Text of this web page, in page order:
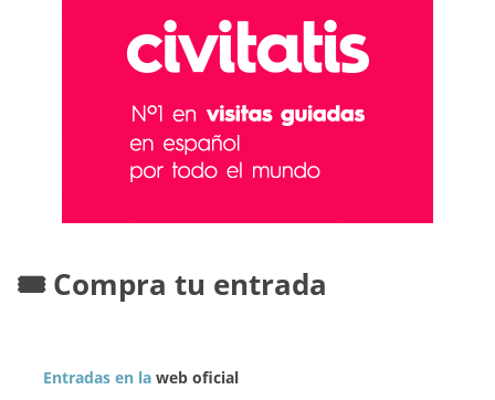
🎟️ Compra tu entrada
Entradas en la web oficial